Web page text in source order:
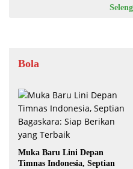
Bola
Muka Baru Lini Depan
Timnas Indonesia, Septian